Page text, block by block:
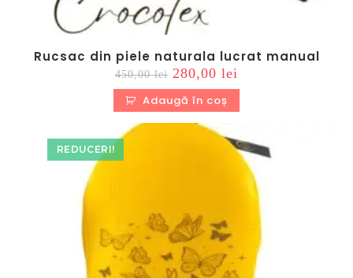
Rucsac din piele naturala lucrat manual
450,00lei Prețul
inițial
a
fost:
450,00 lei.
280,00 lei
este:
Adaugă în coș
REDUCERI!